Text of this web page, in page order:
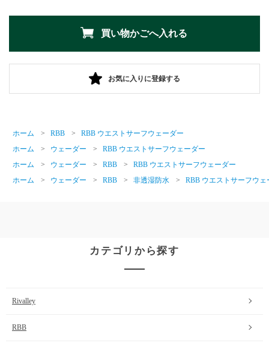
お気に入りに登録する
ホーム > RBB >
RBB ウエストサーフウェーダー
ホーム
> ウェーダー >
RBB ウエストサーフウェーダー
ホーム
> ウェーダー > RBB >
RBB ウエストサーフウェーダー
ホーム
> ウェーダー > RBB > 非透湿防水 > RBB ウエストサーフウェ
カテゴリから探す
Rivalley
RBB